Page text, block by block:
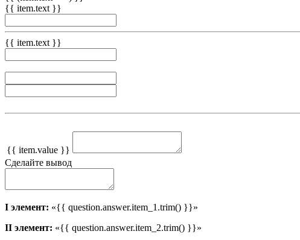
{{ item.text }}
{{ item.text }}
{{ item.value }}
Сделайте вывод
I элемент: «{{ question.answer.item_1.trim() }}»
II элемент: «{{ question.answer.item_2.trim() }}»